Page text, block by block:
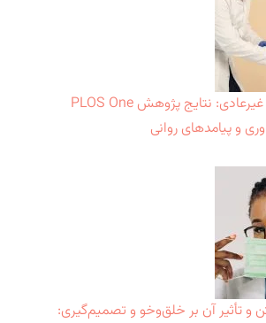
درک تجربه‌های غیرعادی: نتایج پژوهش PLOS One
و پیامدهای روانی
تأثیر آن بر خلق‌وخو و تصمیم‌گیری: